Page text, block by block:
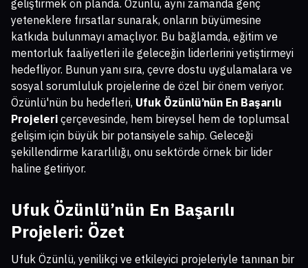
geliştirmek ön planda. Özünlü, aynı zamanda genç
yeteneklere fırsatlar sunarak, onların büyümesine
katkıda bulunmayı amaçlıyor. Bu bağlamda, eğitim ve
mentorluk faaliyetleri ile geleceğin liderlerini yetiştirmeyi
hedefliyor. Bunun yanı sıra, çevre dostu uygulamalara ve
sosyal sorumluluk projelerine de özel bir önem veriyor.
Özünlü'nün bu hedefleri, Ufuk Özünlü’nün En Başarılı
Projeleri çerçevesinde, hem bireysel hem de toplumsal
gelişim için büyük bir potansiyele sahip. Geleceği
şekillendirme kararlılığı, onu sektörde örnek bir lider
haline getiriyor.
Ufuk Özünlü’nün En Başarılı
Projeleri: Özet
Ufuk Özünlü, yenilikçi ve etkileyici projeleriyle tanınan bir